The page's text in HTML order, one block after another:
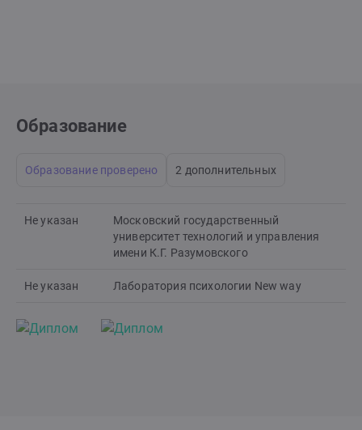
Образование
Образование проверено 2 дополнительных
Не указан
Московский государственный
университет технологий и управления
имени К.Г. Разумовского
Не указан Лаборатория психологии New way